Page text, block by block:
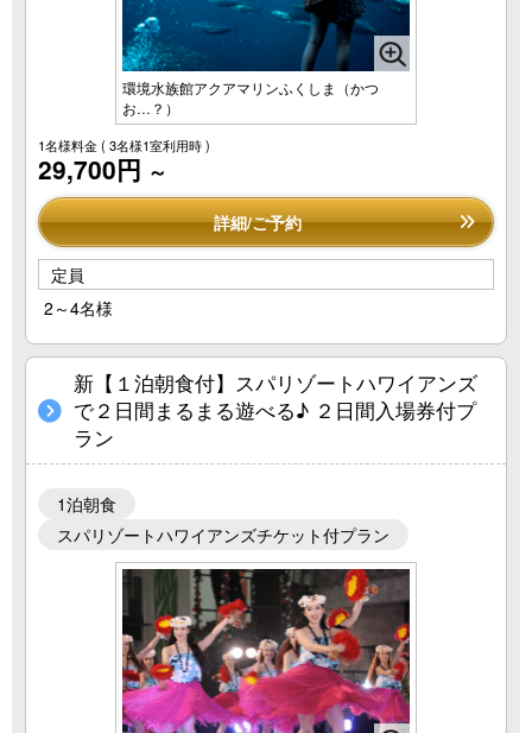
環境水族館アクアマリンふくしま（かつ
お…？）
1名様料金( 3名様1室利用時 )
29,700円 ～
詳細/ご予約
定員
2～4名様
新【１泊朝食付】スパリゾートハワイアンズ
で２日間まるまる遊べる♪ ２日間入場券付プ
ラン
1泊朝食
スパリゾートハワイアンズチケット付プラン